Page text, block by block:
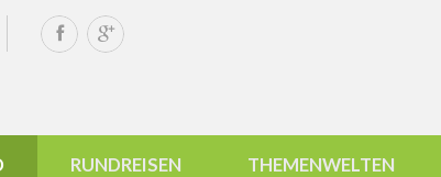
RUNDREISEN THEMENWELTEN